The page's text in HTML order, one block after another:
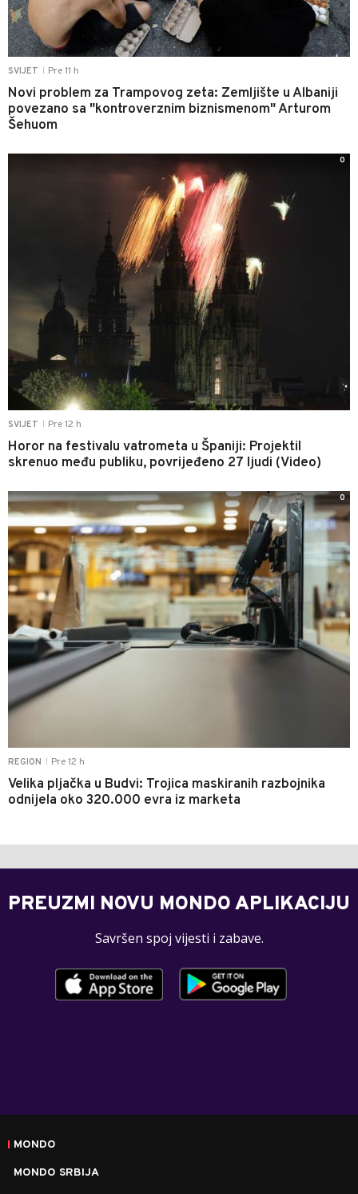
SVIJET Pre 11 h
Novi problem za Trampovog zeta: Zemljište u Albaniji
povezano sa "kontroverznim biznismenom" Arturom
Šehuom
SVIJET Pre 12 h
Horor na festivalu vatrometa u Španiji: Projektil
skrenuo među publiku, povrijeđeno 27 ljudi (Video)
0
REGION Pre 12 h
Velika pljačka u Budvi: Trojica maskiranih razbojnika
odnijela oko 320.000 evra iz marketa
0
PREUZMI NOVU MONDO APLIKACIJU
Savršen spoj vijesti i zabave.
MONDO
MONDO SRBIJA